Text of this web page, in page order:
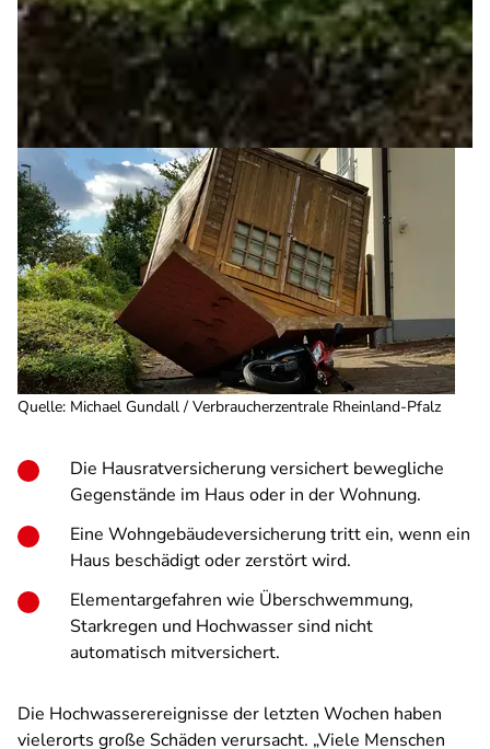
Quelle: Michael Gundall / Verbraucherzentrale Rheinland-Pfalz
Die Hausratversicherung versichert bewegliche
Gegenstände im Haus oder in der Wohnung.
Eine Wohngebäudeversicherung tritt ein, wenn ein
Haus beschädigt oder zerstört wird.
Elementargefahren wie Überschwemmung,
Starkregen und Hochwasser sind nicht
automatisch mitversichert.
Die Hochwasserereignisse der letzten Wochen haben
vielerorts große Schäden verursacht. „Viele Menschen